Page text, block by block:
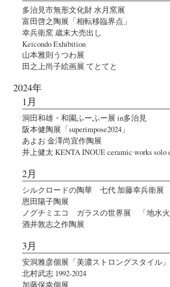
多治見市無形文化財 水月窯展
富田啓之陶展「相転移臨界点」
幸兵衛窯 歳末大売出し
Keicondo Exhibition
山本雅則うつわ展
田之上尚子絵画展 てとてと
2024年
1月
洞田和雄・和園ふーふー展 in多治見
阪本健陶展「superimpose2024」
あよお 金澤尚宜作陶展
井上健太 KENTA INOUE ceramic works solo
2月
シルクロードの陶華 七代 加藤幸兵衛展
恩田陽子陶展
ノグチミエコ ガラスの世界展 「地水火
酒井敦志之作陶展
3月
安洞雅彦個展「美濃ストロングスタイル」
北村武志 1992-2024
加藤保幸個展